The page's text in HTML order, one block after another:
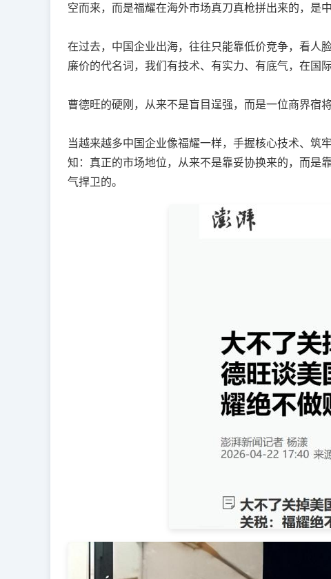
空而来，而是福耀在海外市场真刀真枪拼出来的，是
在过去，中国企业出海，往往只能靠低价竞争，看人
廉价的代名词，我们有技术、有实力、有底气，在国
曹德旺的硬刚，从来不是盲目逞强，而是一位商界宿
当越来越多中国企业像福耀一样，手握核心技术、筑
知：真正的市场地位，从来不是靠妥协换来的，而是
气捍卫的。